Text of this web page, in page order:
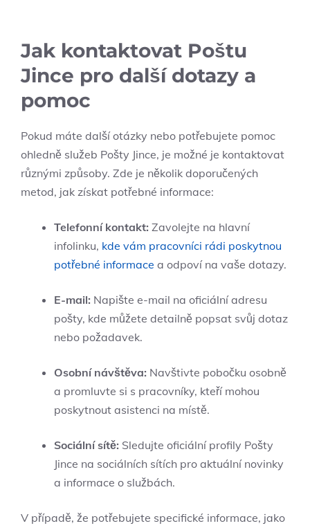
Jak kontaktovat Poštu
Jince pro další dotazy a
pomoc
Pokud máte další otázky nebo potřebujete pomoc
ohledně služeb Pošty Jince, je možné je kontaktovat
různými způsoby. Zde je několik doporučených
metod, jak získat potřebné informace:
Telefonní kontakt: Zavolejte na hlavní
infolinku, kde vám pracovníci rádi poskytnou
potřebné informace a odpoví na vaše dotazy.
E-mail: Napište e-mail na oficiální adresu
pošty, kde můžete detailně popsat svůj dotaz
nebo požadavek.
Osobní návštěva: Navštivte pobočku osobně
a promluvte si s pracovníky, kteří mohou
poskytnout asistenci na místě.
Sociální sítě: Sledujte oficiální profily Pošty
Jince na sociálních sítích pro aktuální novinky
a informace o službách.
V případě, že potřebujete specifické informace, jako